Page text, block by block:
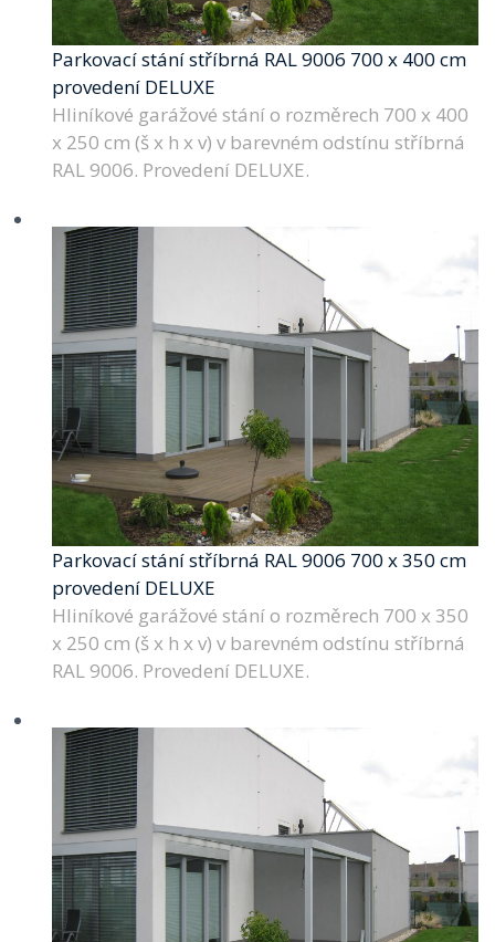
Parkovací stání stříbrná RAL 9006 700 x 400 cm
provedení DELUXE
Hliníkové garážové stání o rozměrech 700 x 400
x 250 cm (š x h x v) v barevném odstínu stříbrná
RAL 9006. Provedení DELUXE.
Parkovací stání stříbrná RAL 9006 700 x 350 cm
provedení DELUXE
Hliníkové garážové stání o rozměrech 700 x 350
x 250 cm (š x h x v) v barevném odstínu stříbrná
RAL 9006. Provedení DELUXE.